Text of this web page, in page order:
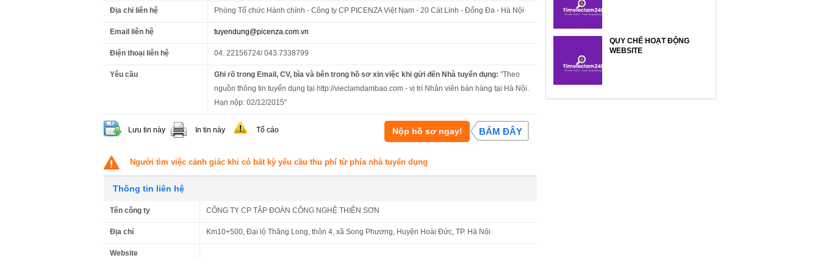
Địa chỉ liên hệ Phòng Tổ chức Hành chính - Công ty CP PICENZA Việt Nam - 20 Cát Linh - Đống Đa - Hà Nội
Email liên hệ tuyendung@picenza.com.vn
Điện thoại liên hệ 04. 22156724/ 043.7338799
Yêu cầu Ghi rõ trong Email, CV, bìa và bên trong hồ sơ xin việc khi gửi đến Nhà tuyển dụng: "Theo
nguồn thông tin tuyển dụng tại http://vieclamdambao.com - vị trí Nhân viên bán hàng tại Hà Nội.
Hạn nộp: 02/12/2015"
Lưu tin này In tin này Tố cáo Nộp hồ sơ ngay! BẤM ĐÂY
Người tìm việc cảnh giác khi có bất kỳ yêu cầu thu phí từ phía nhà tuyển dụng
Thông tin liên hệ
Tên công ty CÔNG TY CP TẬP ĐOÀN CÔNG NGHỆ THIÊN SƠN
Địa chỉ Km10+500, Đại lộ Thăng Long, thôn 4, xã Song Phương, Huyện Hoài Đức, TP. Hà Nội
Website
QUY CHẾ HOẠT ĐỘNG
WEBSITE